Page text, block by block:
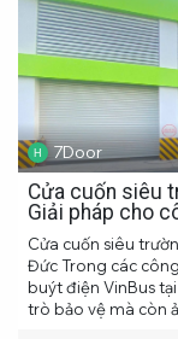
7Door
Cửa cuốn siêu
Giải pháp cho
Cửa cuốn siêu
Đức Trong các
buýt điện VinBus
trò bảo vệ mà còn